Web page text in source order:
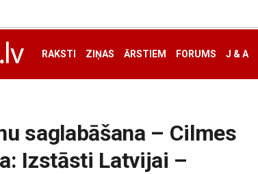
RAKSTI ZIŅAS ĀRSTIEM FORUMS J & A
saglabāšana – Cilmes
Izstāsti Latvijai –